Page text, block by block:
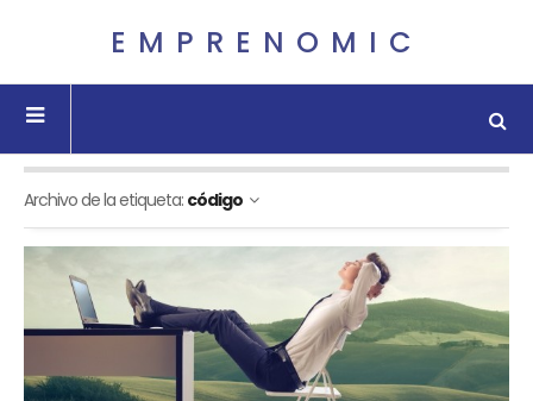
EMPRENOMIC
Archivo de la etiqueta: código